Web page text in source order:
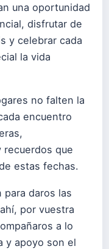
una oportunidad
disfrutar de
y celebrar cada
la vida
no falten la
encuentro
recuerdos que
estas fechas.
para daros las
por vuestra
a lo
y apoyo son el